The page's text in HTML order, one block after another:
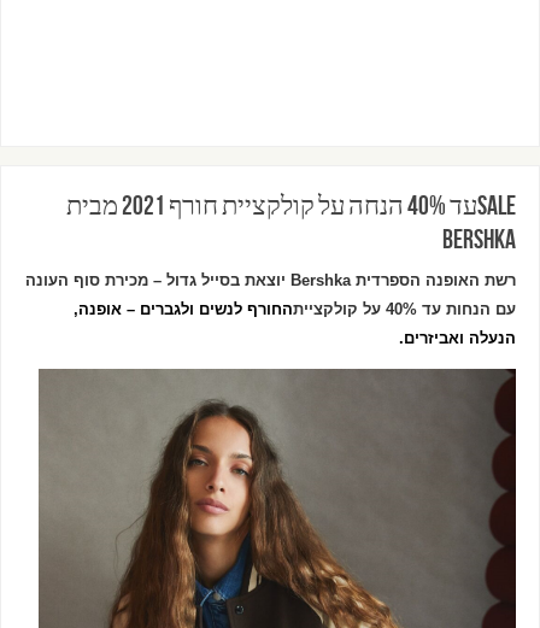
SALEעד 40% הנחה על קולקציית חורף 2021 מבית
Bershka
רשת האופנה הספרדיתBershka יוצאת בסייל גדול – מכירת סוף העונה
עם הנחות עד 40% על קולקציית
החורף לנשים ולגברים – אופנה,
הנעלה ואביזרים.